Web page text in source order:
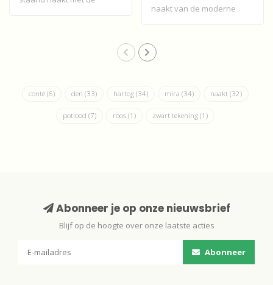
naakt van de moderne
conté (6) den (33) hartog (34) mira (34) naakt (32)
potlood (7) roos (1) zwart tekening (1)
Abonneer je op onze nieuwsbrief
Blijf op de hoogte over onze laatste acties
Abonneer